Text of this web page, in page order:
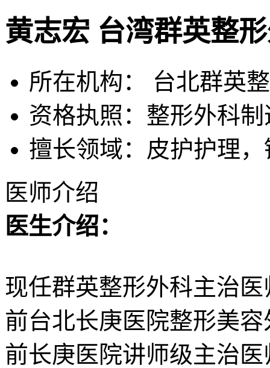
黄志宏 台湾群英整
所在机构： 台北群英
资格执照：整形外科制
擅长领域：皮护护理
医师介绍
医生介绍：
现任群英整形外科主治医
前台北长庚医院整形美
前长庚医院讲师级主治医